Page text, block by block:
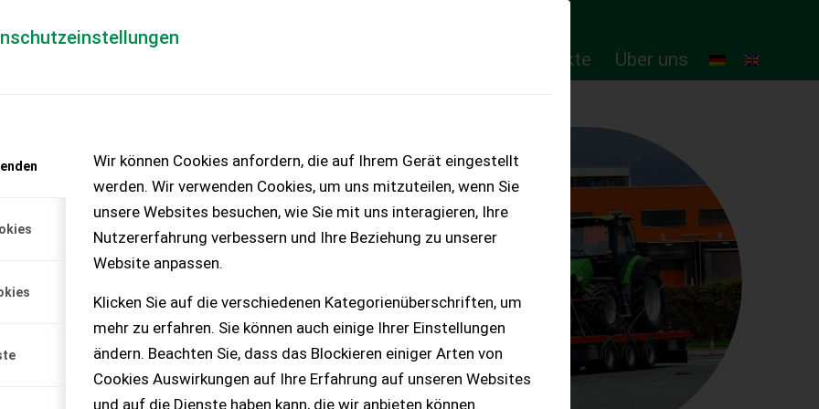
Wir können Cookies anfordern, die auf Ihrem Gerät eingestellt
werden. Wir verwenden Cookies, um uns mitzuteilen, wenn Sie
unsere Websites besuchen, wie Sie mit uns interagieren, Ihre
Nutzererfahrung verbessern und Ihre Beziehung zu unserer
Website anpassen.
Klicken Sie auf die verschiedenen Kategorienüberschriften, um
mehr zu erfahren. Sie können auch einige Ihrer Einstellungen
ändern. Beachten Sie, dass das Blockieren einiger Arten von
Cookies Auswirkungen auf Ihre Erfahrung auf unseren Websites
und auf die Dienste haben kann, die wir anbieten können.
Online-Produkte Über uns
– KEINE
12 Monate oder 1000
3. Ven...